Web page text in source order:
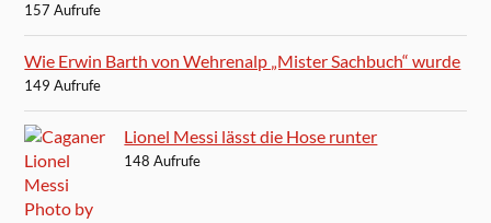
157 Aufrufe
Wie Erwin Barth von Wehrenalp „Mister Sachbuch“ wurde
149 Aufrufe
Lionel Messi lässt die Hose runter
148 Aufrufe